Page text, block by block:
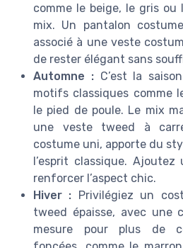
comme le beige, le gris ou
mix. Un pantalon
associé à une veste
de rester élégant sans
Automne :C’est la
motifs classiques comme
le pied de poule. Le mix
une veste tweed à
costume uni, apporte du
l’esprit classique.
renforcer l’aspect chic.
Hiver : Privilégiez un
tweed épaisse, avec une
mesure pour plus de